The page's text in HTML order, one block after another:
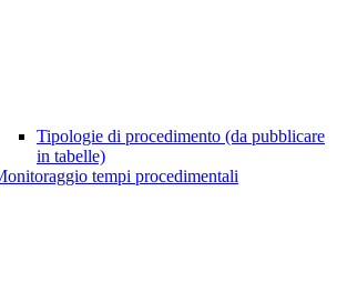
Tipologie di procedimento (da pubblicare
in tabelle)
tempi procedimentali